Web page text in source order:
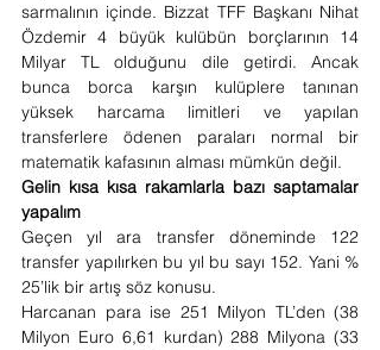
sarmalının içinde. Bizzat TFF Başkanı Nihat
Özdemir 4 büyük kulübün borçlarının 14
Milyar TL olduğunu dile getirdi. Ancak
bunca borca karşın kulüplere tanınan
yüksek harcama limitleri ve yapılan
transferlere ödenen paraları normal bir
matematik kafasının alması mümkün değil.
Gelin kısa kısa rakamlarla bazı saptamalar
yapalım
Geçen yıl ara transfer döneminde 122
transfer yapılırken bu yıl bu sayı 152. Yani %
25’lik bir artış söz konusu.
Harcanan para ise 251 Milyon TL’den (38
Milyon Euro 6,61 kurdan) 288 Milyona (33